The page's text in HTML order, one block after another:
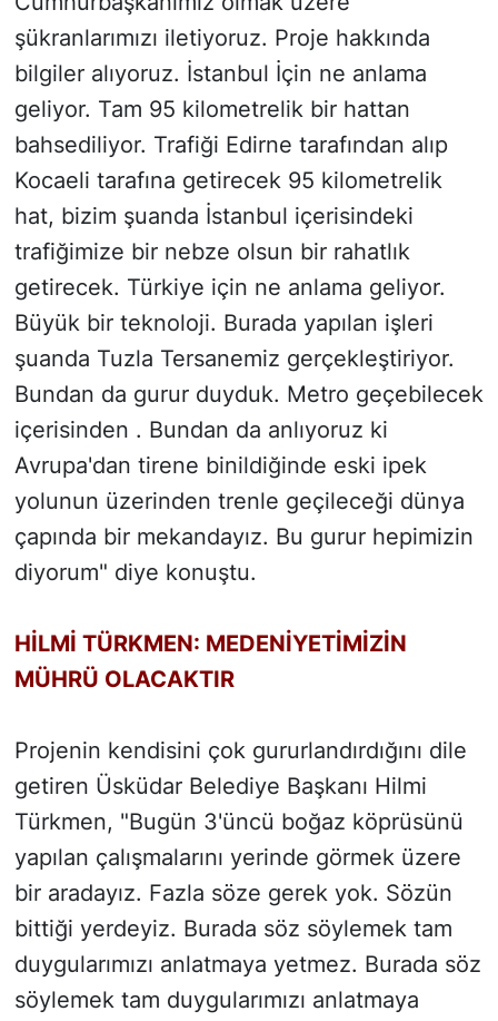
şükranlarımızı iletiyoruz. Proje hakkında
bilgiler alıyoruz. İstanbul İçin ne anlama
geliyor. Tam 95 kilometrelik bir hattan
bahsediliyor. Trafiği Edirne tarafından alıp
Kocaeli tarafına getirecek 95 kilometrelik
hat, bizim şuanda İstanbul içerisindeki
trafiğimize bir nebze olsun bir rahatlık
getirecek. Türkiye için ne anlama geliyor.
Büyük bir teknoloji. Burada yapılan işleri
şuanda Tuzla Tersanemiz gerçekleştiriyor.
Bundan da gurur duyduk. Metro geçebilecek
içerisinden . Bundan da anlıyoruz ki
Avrupa'dan tirene binildiğinde eski ipek
yolunun üzerinden trenle geçileceği dünya
çapında bir mekandayız. Bu gurur hepimizin
diyorum" diye konuştu.
HİLMİ TÜRKMEN: MEDENİYETİMİZİN
MÜHRÜ OLACAKTIR
Projenin kendisini çok gururlandırdığını dile
getiren Üsküdar Belediye Başkanı Hilmi
Türkmen, "Bugün 3'üncü boğaz köprüsünü
yapılan çalışmalarını yerinde görmek üzere
bir aradayız. Fazla söze gerek yok. Sözün
bittiği yerdeyiz. Burada söz söylemek tam
duygularımızı anlatmaya yetmez. Burada söz
söylemek tam duygularımızı anlatmaya